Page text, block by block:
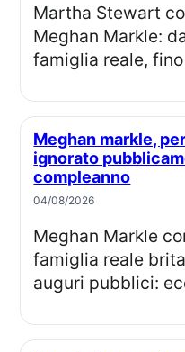
Martha Stewart commenta il percorso di
Meghan Markle:
famiglia reale,
Meghan markle, perché la famiglia reale ha
ignorato
compleanno
04/08/2026
Meghan Markle compie 45 anni, ma dalla
famiglia reale
auguri pubblici: